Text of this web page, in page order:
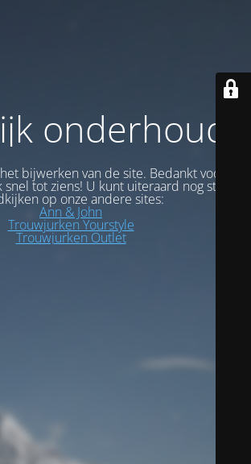
onderhoud
bijwerken van de site. Bedankt voor uw
tot ziens! U kunt uiteraard nog steeds
op onze andere sites:
Ann & John
Trouwjurken Yourstyle
Trouwjurken Outlet